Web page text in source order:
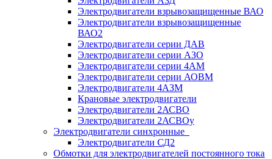
Электродвигатели взрывозащищенные ВАО
Электродвигатели взрывозащищенные
ВАО2
Электродвигатели серии ДАВ
Электродвигатели серии АЗО
Электродвигатели серии 4АМ
Электродвигатели серии АОВМ
Электродвигатели 4АЗМ
Крановые электродвигатели
Электродвигатели 2АСВО
Электродвигатели 2АСВОу
Электродвигатели синхронные
Электродвигатели СД2
Обмотки для электродвигателей постоянного тока